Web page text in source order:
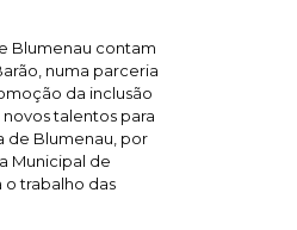
Blumenau contam
numa parceria
da inclusão
talentos para
de Blumenau, por
Municipal de
o trabalho das